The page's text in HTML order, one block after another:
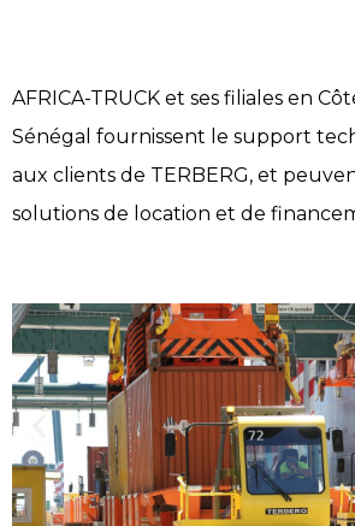
AFRICA-TRUCK et ses filiales en
Sénégal fournissent le support
aux clients de TERBERG, et
solutions de location et de